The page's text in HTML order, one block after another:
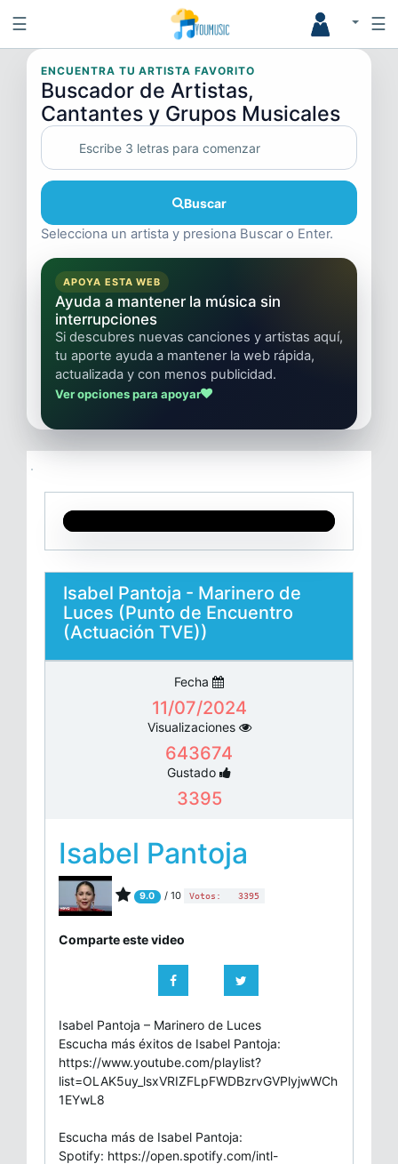
☰ ☰
ENCUENTRA TU ARTISTA FAVORITO
Buscador de Artistas,
Cantantes y Grupos Musicales
Buscar
Selecciona un artista y presiona Buscar o Enter.
APOYA ESTA WEB
Ayuda a mantener la música sin
interrupciones
Si descubres nuevas canciones y artistas aquí,
tu aporte ayuda a mantener la web rápida,
actualizada y con menos publicidad.
Ver opciones para apoyar
Isabel Pantoja - Marinero de
Luces (Punto de Encuentro
(Actuación TVE))
Fecha
11/07/2024
Visualizaciones
643674
Gustado
3395
Isabel Pantoja
9.0 / 10 Votos: 3395
Comparte este video
Isabel Pantoja – Marinero de Luces
Escucha más éxitos de Isabel Pantoja:
https://www.youtube.com/playlist?
list=OLAK5uy_lsxVRIZFLpFWDBzrvGVPlyjwWCh
1EYwL8
Escucha más de Isabel Pantoja:
Spotify: https://open.spotify.com/intl-